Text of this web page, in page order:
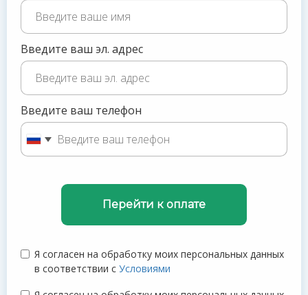
Введите ваш эл. адрес
Введите ваш телефон
Перейти к оплате
Я согласен на обработку моих персональных данных
в соответствии с Условиями